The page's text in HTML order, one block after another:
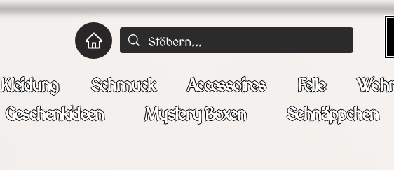
Kleidung Schmuck Accessoires Felle
Geschenkideen
Mystery Boxen Schnäppchen